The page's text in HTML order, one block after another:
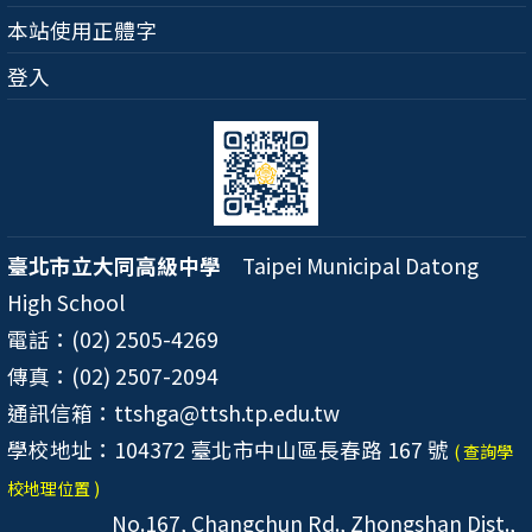
本站使用正體字
登入
臺北市立大同高級中學 Taipei Municipal Datong
High School
電話：(02) 2505-4269
傳真：(02) 2507-2094
通訊信箱：ttshga@ttsh.tp.edu.tw
學校地址：104372 臺北市中山區長春路 167 號 ( 查詢學
校地理位置 )
No.167, Changchun Rd., Zhongshan Dist.,